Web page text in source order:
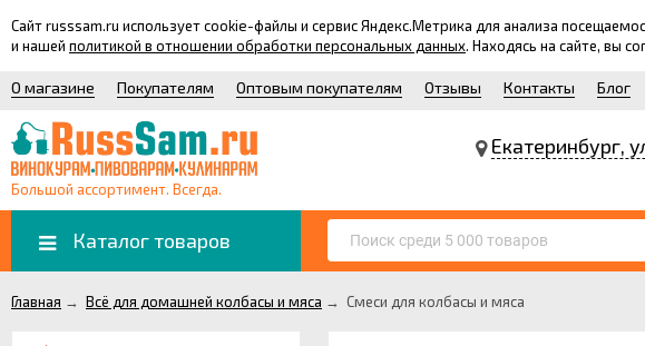
Сайт russsam.ru использует cookie-файлы и сервис Яндекс.Метрика для анализа
и нашей политикой в отношении обработки персональных данных. Находясь на сайте, вы
О магазине Покупателям Оптовым покупателям Отзывы Контакты Блог
Большой ассортимент. Всегда.
Екатеринбург,
Каталог товаров
Главная → Всё для домашней колбасы и мяса → Смеси для колбасы и мяса